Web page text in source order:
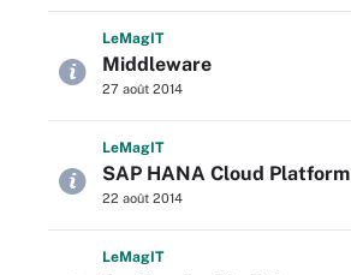
LeMagIT
Middleware
27 août 2014
LeMagIT
SAP HANA Cloud Platform
22 août 2014
LeMagIT